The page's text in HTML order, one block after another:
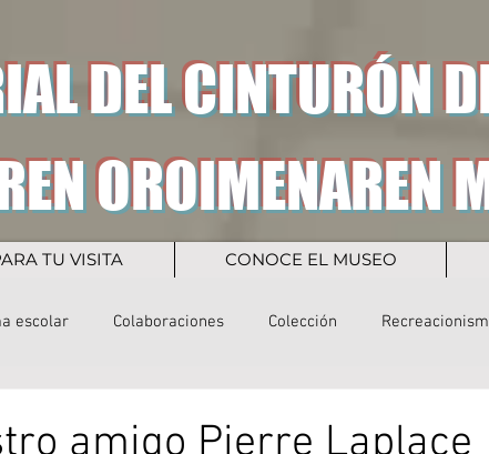
DEL CINTURÓN
TU VISITA CONOCE EL MUSEO
OROIMENAREN
escolar Colaboraciones Colección